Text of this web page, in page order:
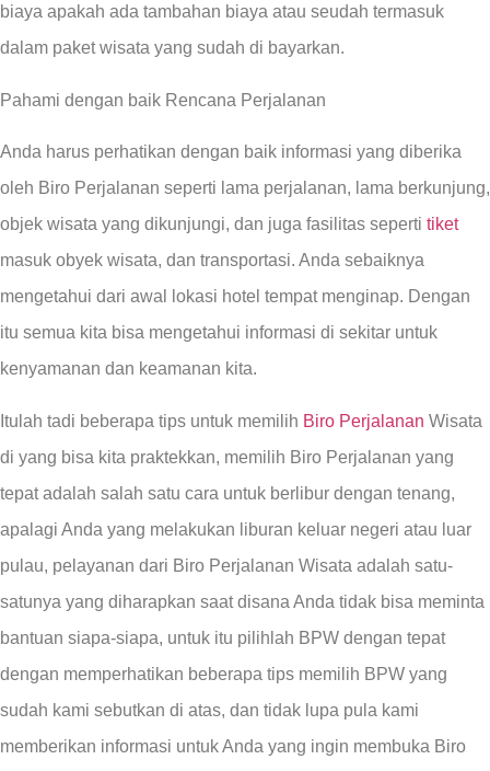
biaya apakah ada tambahan biaya atau seudah termasuk
dalam paket wisata yang sudah di bayarkan.
Pahami dengan baik Rencana Perjalanan
Anda harus perhatikan dengan baik informasi yang diberika
oleh Biro Perjalanan seperti lama perjalanan, lama berkunjung,
objek wisata yang dikunjungi, dan juga fasilitas seperti tiket
masuk obyek wisata, dan transportasi. Anda sebaiknya
mengetahui dari awal lokasi hotel tempat menginap. Dengan
itu semua kita bisa mengetahui informasi di sekitar untuk
kenyamanan dan keamanan kita.
Itulah tadi beberapa tips untuk memilih Biro Perjalanan Wisata
di yang bisa kita praktekkan, memilih Biro Perjalanan yang
tepat adalah salah satu cara untuk berlibur dengan tenang,
apalagi Anda yang melakukan liburan keluar negeri atau luar
pulau, pelayanan dari Biro Perjalanan Wisata adalah satu-
satunya yang diharapkan saat disana Anda tidak bisa meminta
bantuan siapa-siapa, untuk itu pilihlah BPW dengan tepat
dengan memperhatikan beberapa tips memilih BPW yang
sudah kami sebutkan di atas, dan tidak lupa pula kami
memberikan informasi untuk Anda yang ingin membuka Biro